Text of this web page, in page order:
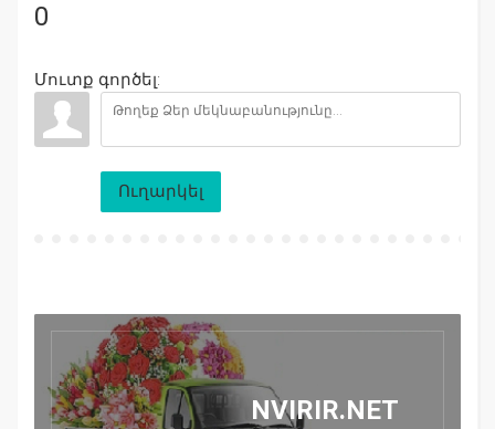
0
Մուտք գործել:
Ուղարկել
NVIRIR.NET